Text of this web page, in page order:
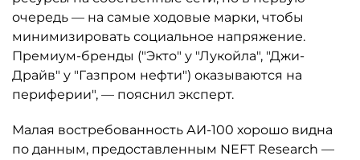
очередь — на самые ходовые марки, чтобы
минимизировать социальное напряжение.
Премиум-бренды ("Экто" у "Лукойла", "Джи-
Драйв" у "Газпром нефти") оказываются на
периферии", — пояснил эксперт.
Малая востребованность АИ-100 хорошо видна
по данным, предоставленным NEFT Research —